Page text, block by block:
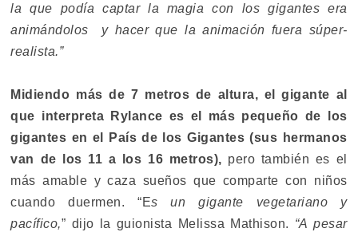
la que podía captar la magia con los gigantes era
animándolos y hacer que la animación fuera súper-
realista.”
Midiendo más de 7 metros de altura, el gigante al
que interpreta Rylance es el más pequeño de los
gigantes en el País de los Gigantes (sus hermanos
van de los 11 a los 16 metros), pero también es el
más amable y caza sueños que comparte con niños
cuando duermen. “Es un gigante vegetariano y
pacífico,” dijo la guionista Melissa Mathison. “A pesar